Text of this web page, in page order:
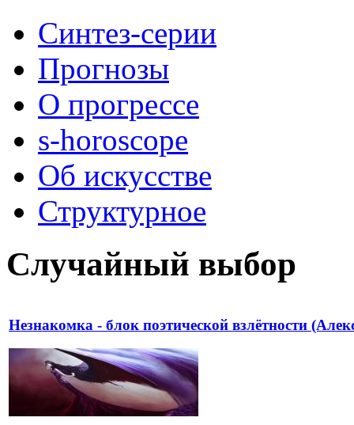
Синтез-серии
Прогнозы
О прогрессе
s-horoscope
Об искусстве
Структурное
Случайный выбор
Незнакомка - блок поэтической взлётности